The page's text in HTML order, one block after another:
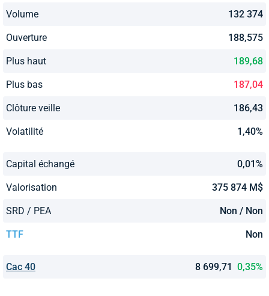
Volume 132 374
Ouverture 188,575
Plus haut 189,68
Plus bas 187,04
Clôture veille 186,43
Volatilité 1,40%
Capital échangé 0,01%
Valorisation 375 874 M$
SRD / PEA Non / Non
TTF Non
Cac 40 8 699,71 0,35%